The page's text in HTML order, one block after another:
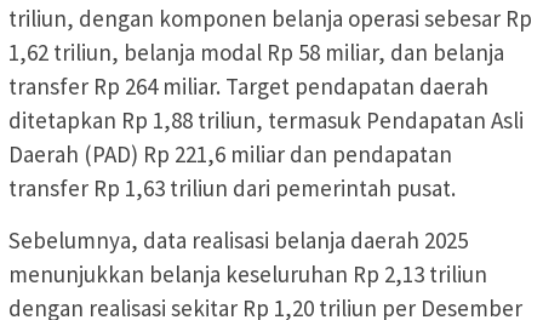
triliun, dengan komponen belanja operasi sebesar Rp
1,62 triliun, belanja modal Rp 58 miliar, dan belanja
transfer Rp 264 miliar. Target pendapatan daerah
ditetapkan Rp 1,88 triliun, termasuk Pendapatan Asli
Daerah (PAD) Rp 221,6 miliar dan pendapatan
transfer Rp 1,63 triliun dari pemerintah pusat.
Sebelumnya, data realisasi belanja daerah 2025
menunjukkan belanja keseluruhan Rp 2,13 triliun
dengan realisasi sekitar Rp 1,20 triliun per Desember